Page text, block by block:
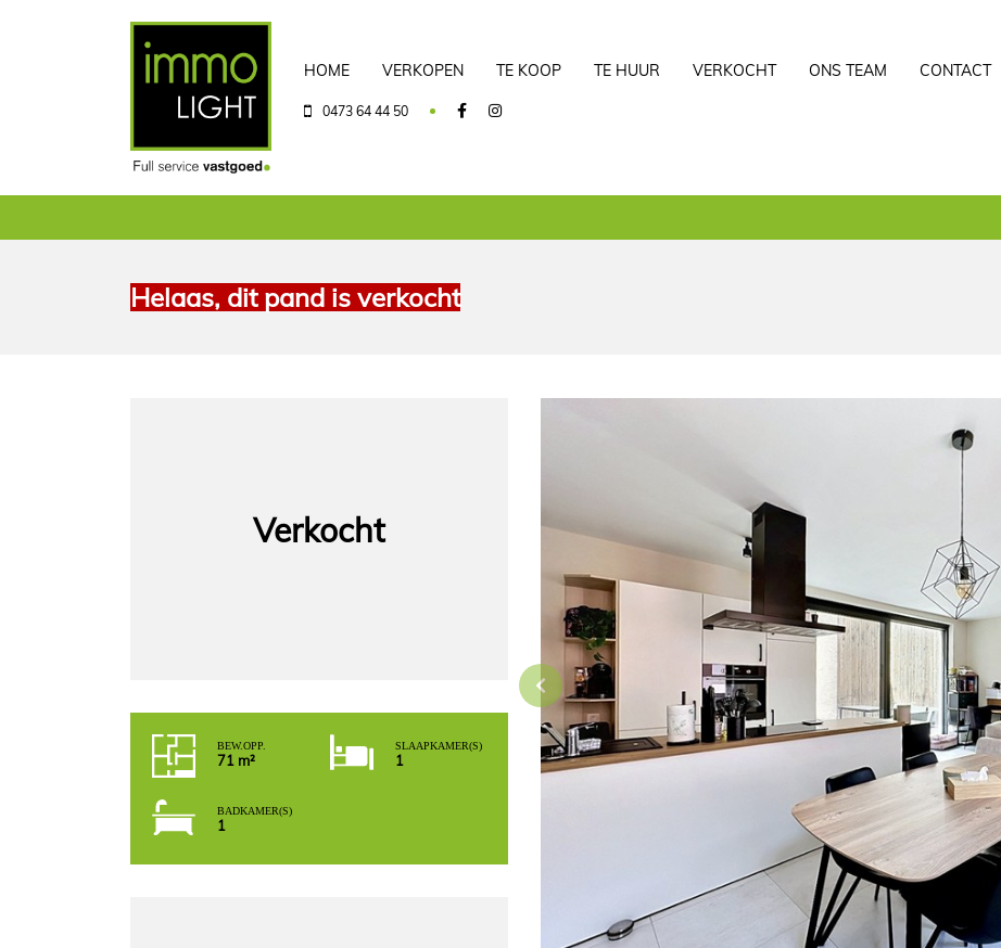
HOME VERKOPEN TE KOOP TE HUUR VERKOCHT ONS TEAM CONTACT
0473 64 44 50
Helaas, dit pand is verkocht
Verkocht
BEW. OPP.
71 m²
SLAAPKAMER(S)
1
BADKAMER(S)
1